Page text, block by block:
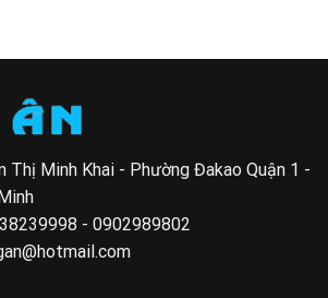
Thị Minh Khai - Phường Đakao Quận 1 -
- 0902989802